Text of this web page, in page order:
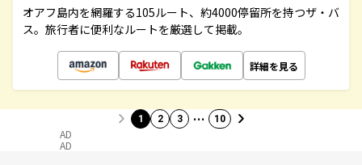
オアフ島内を網羅する105ルート、約4000停留所を持つザ・バ
ス。旅行者に便利なルートを厳選して掲載。
詳細を見る
1 2 3 … 10
AD
AD